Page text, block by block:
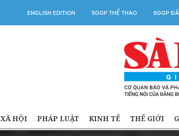
ENGLISH EDITION SGGP THỂ THAO SGGP
XÃ HỘI PHÁP LUẬT KINH TẾ THẾ GIỚI